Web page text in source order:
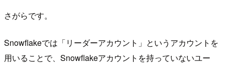
さがらです。
Snowflakeでは「リーダーアカウント」というアカウントを
用いることで、Snowflakeアカウントを持っていないユー